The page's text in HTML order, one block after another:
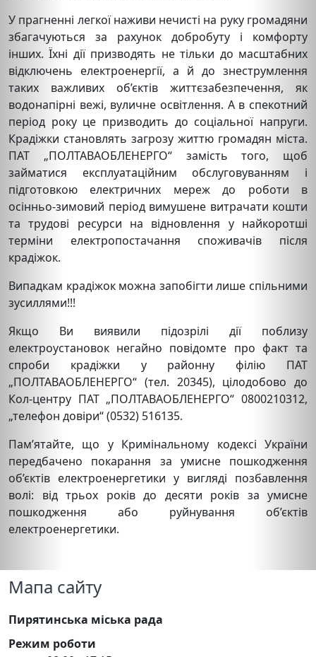
У прагненні легкої наживи нечисті на руку громадяни
збагачуються за рахунок добробуту і комфорту
інших. Їхні дії призводять не тільки до масштабних
відключень електроенергії, а й до знеструмлення
таких важливих об’єктів життєзабезпечення, як
водонапірні вежі, вуличне освітлення. А в спекотний
період року це призводить до соціальної напруги.
Крадіжки становлять загрозу життю громадян міста.
ПАТ „ПОЛТАВАОБЛЕНЕРГО“ замість того, щоб
займатися експлуатаційним обслуговуванням і
підготовкою електричних мереж до роботи в
осінньо-зимовий період вимушене витрачати кошти
та трудові ресурси на відновлення у найкоротші
терміни електропостачання споживачів після
крадіжок.
Випадкам крадіжок можна запобігти лише спільними
зусиллями!!!
Якщо Ви виявили підозрілі дії поблизу
електроустановок негайно повідомте про факт та
спроби крадіжки у районну філію ПАТ
„ПОЛТАВАОБЛЕНЕРГО“ (тел. 20345), цілодобово до
Кол-центру ПАТ „ПОЛТАВАОБЛЕНЕРГО“ 0800210312,
„телефон довіри“ (0532) 516135.
Пам’ятайте, що у Кримінальному кодексі України
передбачено покарання за умисне пошкодження
об’єктів електроенергетики у вигляді позбавлення
волі: від трьох років до десяти років за умисне
пошкодження або руйнування об’єктів
електроенергетики.
Мапа сайту
Пирятинська міська рада
Режим роботи